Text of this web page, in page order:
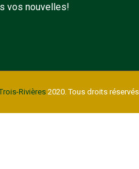
vos nouvelles!
Rivières2020. Tous droits réservés.